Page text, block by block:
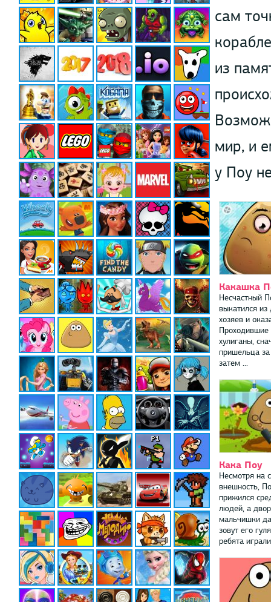
сам
из
мир, и
у Поу
Какашка
Несчастный
выкатился из
хозяев и
хулиганы,
пришельца
затем ...
Кака Поу
Несмотря на
внешность,
прижился
людей, а
мальчишки
зовут его
ребята